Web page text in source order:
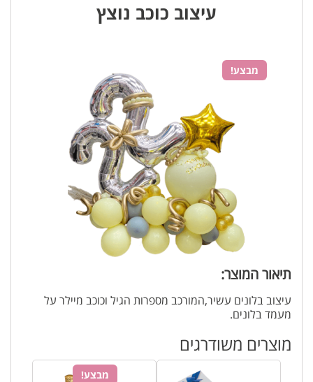
עיצוב כוכב נוצץ
מבצע!
תיאור המוצר:
עיצוב בלונים עשיר,המורכב מספרות הגיל וכוכב מיילר על
מעמד בלונים.
מוצרים משודרגים
מבצע!